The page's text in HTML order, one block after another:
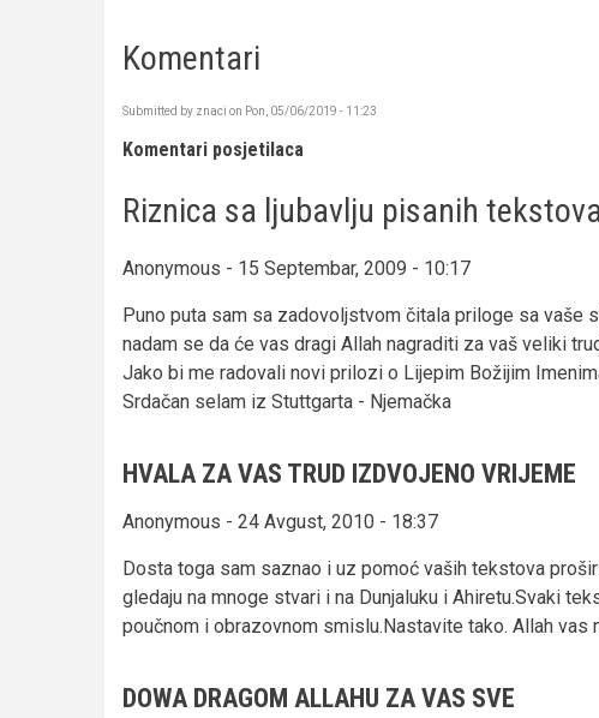
Komentari
Submitted by znaci on Pon, 05/06/2019 - 11:23
Komentari posjetilaca
Riznica sa ljubavlju pisanih
Anonymous - 15 Septembar, 2009 - 10:17
Puno puta sam sa zadovoljstvom čitala priloge sa vaše
nadam se da će vas dragi Allah nagraditi za vaš veliki
Jako bi me radovali novi prilozi o Lijepim Božijim
Srdačan selam iz Stuttgarta - Njemačka
HVALA ZA VAS TRUD IZDVOJENO VRIJEME
Anonymous - 24 Avgust, 2010 - 18:37
Dosta toga sam saznao i uz pomoć vaših tekstova
gledaju na mnoge stvari i na Dunjaluku i Ahiretu.Svaki
poučnom i obrazovnom smislu.Nastavite tako. Allah vas
DOWA DRAGOM ALLAHU ZA VAS SVE